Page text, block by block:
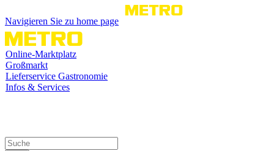
Navigieren Sie zu home page
Online-Marktplatz
Großmarkt
Lieferservice Gastronomie
Infos & Services